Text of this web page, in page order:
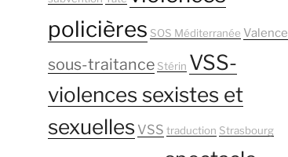
policières SOS Méditerranée Valence
sous-traitance Stérin VSS-
violences sexistes et
sexuelles VSS traduction Strasbourg